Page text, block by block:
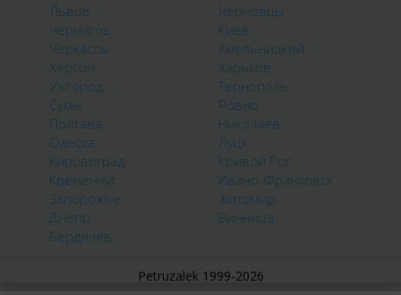
Львов
Черновцы
Чернигов
Киев
Черкассы
Хмельницкий
Херсон
Харьков
Ужгород
Тернополь
Сумы
Ровно
Полтава
Николаев
Одесса
Луцк
Кировоград
Кривой Рог
Кременчуг
Ивано-Франковск
Запорожье
Житомир
Днепр
Винница
Бердичев
Petruzalek 1999-2026